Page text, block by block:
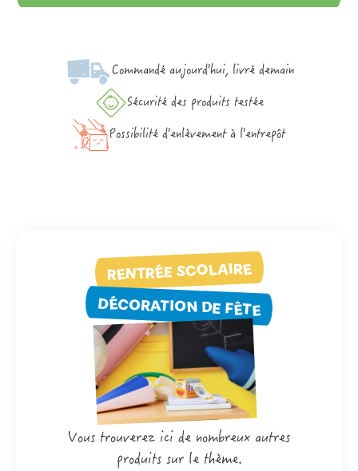
Commandé aujourd'hui, livré demain
Sécurité des produits testée
Possibilité d'enlèvement à l'entrepôt
RENTRÉE SCOLAIRE
DÉCORATION DE FÊTE
Vous trouverez ici de nombreux autres
produits sur le thème.